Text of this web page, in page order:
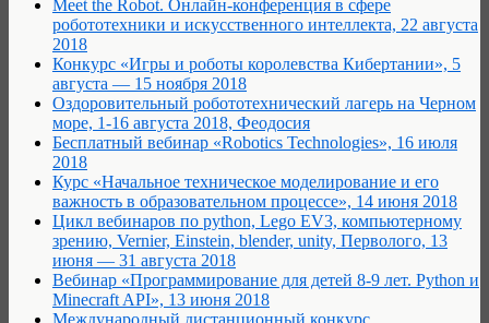
Meet the Robot. Онлайн-конференция в сфере
робототехники и искусственного интеллекта, 22 августа
2018
Конкурс «Игры и роботы королевства Кибертании», 5
августа — 15 ноября 2018
Оздоровительный робототехнический лагерь на Черном
море, 1-16 августа 2018, Феодосия
Бесплатный вебинар «Robotics Technologies», 16 июля
2018
Курс «Начальное техническое моделирование и его
важность в образовательном процессе», 14 июня 2018
Цикл вебинаров по python, Lego EV3, компьютерному
зрению, Vernier, Einstein, blender, unity, Перволого, 13
июня — 31 августа 2018
Вебинар «Программирование для детей 8-9 лет. Python и
Minecraft API», 13 июня 2018